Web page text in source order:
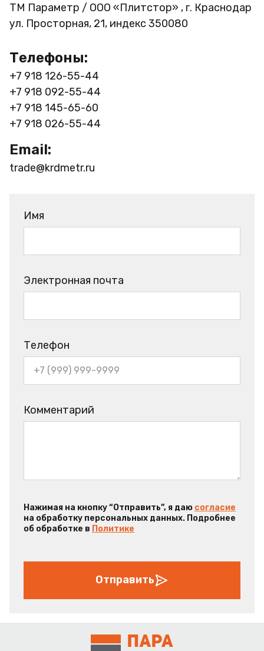
ТМ Параметр / ООО «Плитстор» , г. Краснодар
ул. Просторная, 21, индекс 350080
Телефоны:
+7 918 126-55-44
+7 918 092-55-44
+7 918 145-65-60
+7 918 026-55-44
Email:
trade@krdmetr.ru
Имя
Электронная почта
Телефон
Комментарий
Нажимая на кнопку “Отправить”, я даю согласие
на обработку персональных данных. Подробнее
об обработке в Политике
Отправить